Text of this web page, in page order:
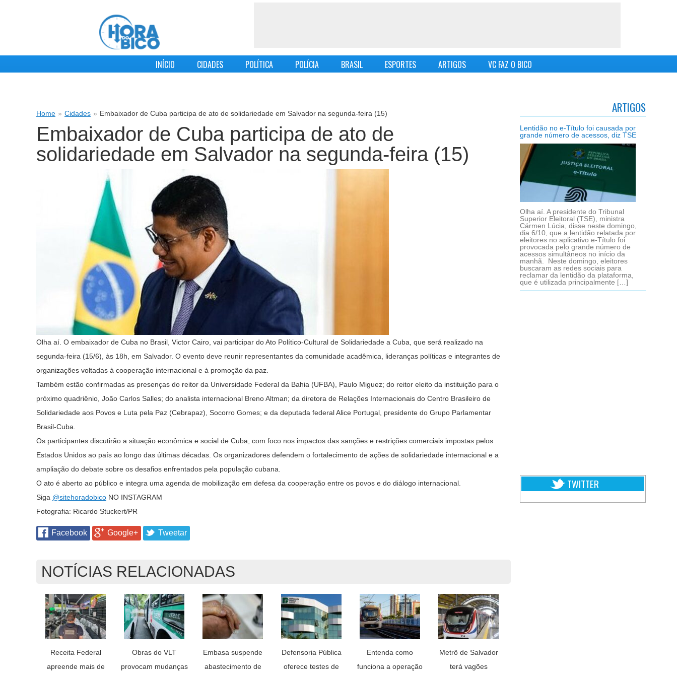
INÍCIO CIDADES POLÍTICA POLÍCIA BRASIL ESPORTES ARTIGOS VC FAZ O BICO
Home » Cidades » Embaixador de Cuba participa de ato de solidariedade em Salvador na segunda-feira (15)
Embaixador de Cuba participa de ato de
solidariedade em Salvador na segunda-feira (15)
Olha aí. O embaixador de Cuba no Brasil, Victor Cairo, vai participar do Ato Político-Cultural de Solidariedade a Cuba, que será realizado na
segunda-feira (15/6), às 18h, em Salvador. O evento deve reunir representantes da comunidade acadêmica, lideranças políticas e integrantes de
organizações voltadas à cooperação internacional e à promoção da paz.
Também estão confirmadas as presenças do reitor da Universidade Federal da Bahia (UFBA), Paulo Miguez; do reitor eleito da instituição para o
próximo quadriênio, João Carlos Salles; do analista internacional Breno Altman; da diretora de Relações Internacionais do Centro Brasileiro de
Solidariedade aos Povos e Luta pela Paz (Cebrapaz), Socorro Gomes; e da deputada federal Alice Portugal, presidente do Grupo Parlamentar
Brasil-Cuba.
Os participantes discutirão a situação econômica e social de Cuba, com foco nos impactos das sanções e restrições comerciais impostas pelos
Estados Unidos ao país ao longo das últimas décadas. Os organizadores defendem o fortalecimento de ações de solidariedade internacional e a
ampliação do debate sobre os desafios enfrentados pela população cubana.
O ato é aberto ao público e integra uma agenda de mobilização em defesa da cooperação entre os povos e do diálogo internacional.
Siga @sitehoradobico NO INSTAGRAM
Fotografia: Ricardo Stuckert/PR
Facebook Google+ Tweetar
NOTÍCIAS RELACIONADAS
Receita Federal
apreende mais de
Obras do VLT
provocam mudanças
Embasa suspende
abastecimento de
Defensoria Pública
oferece testes de
Entenda como
funciona a operação
Metrô de Salvador
terá vagões
ARTIGOS
Lentidão no e-Título foi causada por
grande número de acessos, diz TSE
Olha aí. A presidente do Tribunal
Superior Eleitoral (TSE), ministra
Cármen Lúcia, disse neste domingo,
dia 6/10, que a lentidão relatada por
eleitores no aplicativo e-Título foi
provocada pelo grande número de
acessos simultâneos no início da
manhã. Neste domingo, eleitores
buscaram as redes sociais para
reclamar da lentidão da plataforma,
que é utilizada principalmente […]
TWITTER